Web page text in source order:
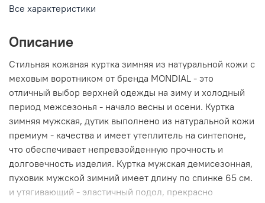
Все характеристики
Описание
Стильная кожаная куртка зимняя из натуральной кожи с
меховым воротником от бренда MONDIAL - это
отличный выбор верхней одежды на зиму и холодный
период межсезонья - начало весны и осени. Куртка
зимняя мужская, дутик выполнено из натуральной кожи
премиум - качества и имеет утеплитель на синтепоне,
что обеспечивает непревзойденную прочность и
долговечность изделия. Куртка мужская демисезонная,
пуховик мужской зимний имеет длину по спинке 65 см.
и утягивающий - эластичный подол, прекрасно